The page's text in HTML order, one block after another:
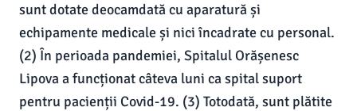
sunt dotate deocamdată cu aparatură și
echipamente medicale și nici încadrate cu personal.
(2) În perioada pandemiei, Spitalul Orășenesc
Lipova a funcționat câteva luni ca spital suport
pentru pacienții Covid-19. (3) Totodată, sunt plătite